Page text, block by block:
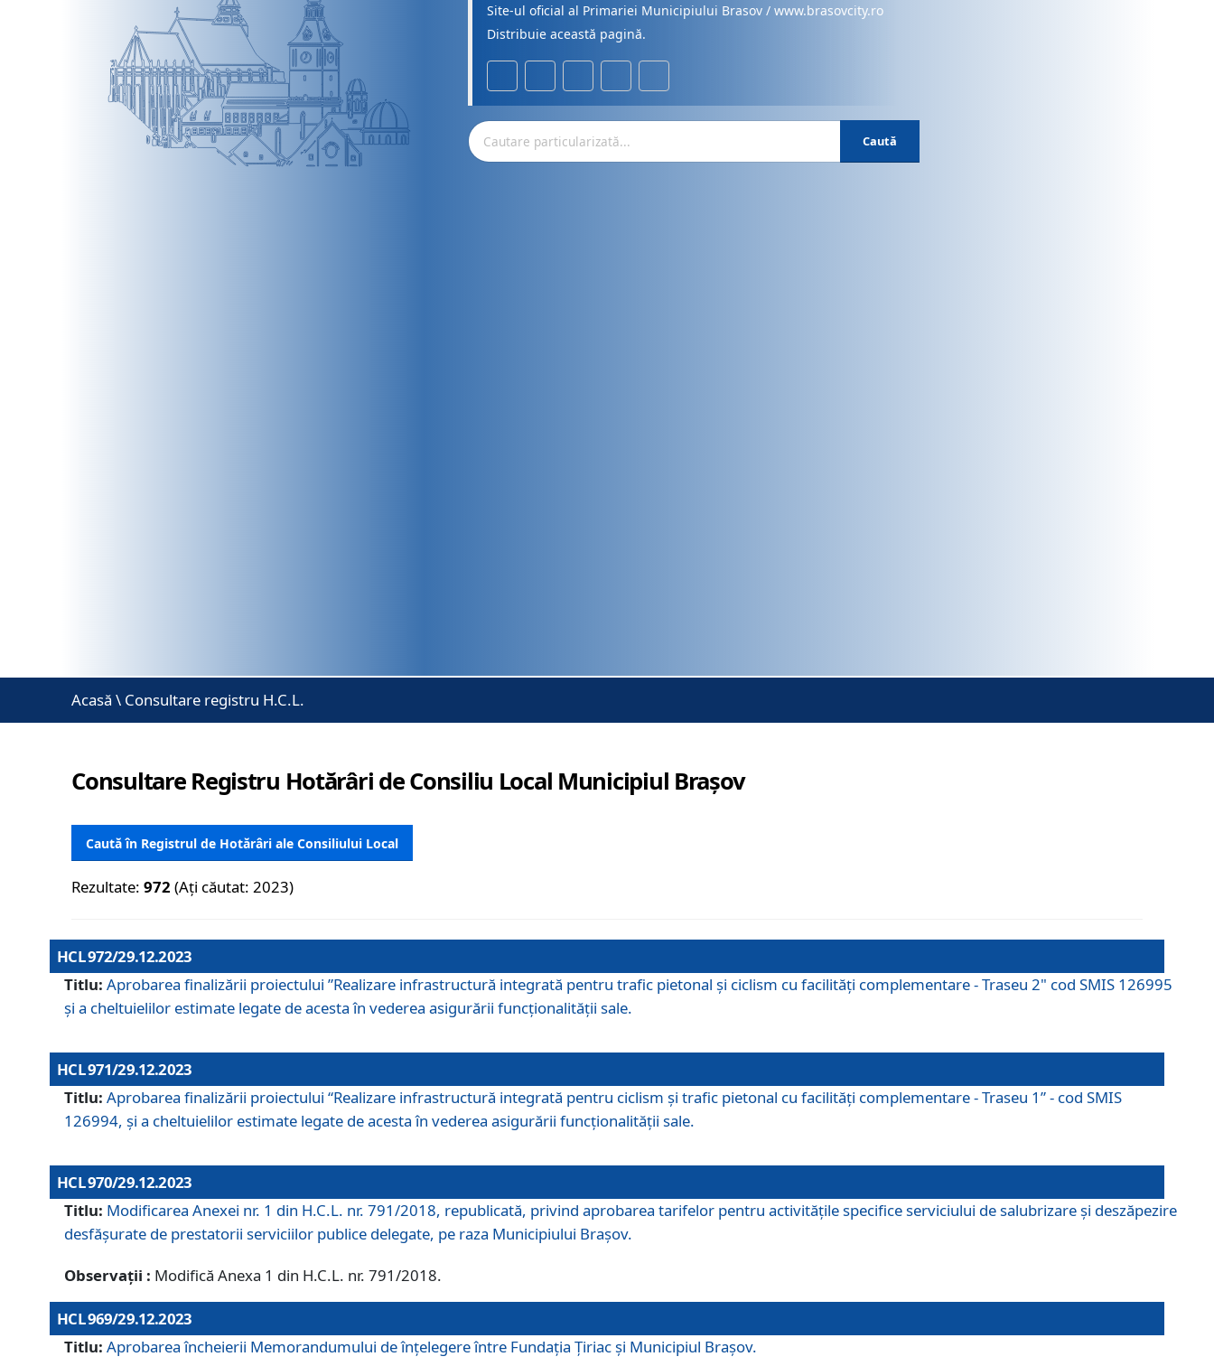
Site-ul oficial al Primariei Municipiului Brasov / www.brasovcity.ro
Distribuie această pagină.
Caută
Acasă \ Consultare registru H.C.L.
Consultare Registru Hotărâri de Consiliu Local Municipiul Brașov
Caută în Registrul de Hotărâri ale Consiliului Local
Rezultate:972 (Ați căutat: 2023)
HCL 972/29.12.2023
Titlu: Aprobarea finalizării proiectului ”Realizare infrastructură integrată pentru trafic pietonal și ciclism cu facilități complementare - Traseu 2" cod SMIS 126995
și a cheltuielilor estimate legate de acesta în vederea asigurării funcționalității sale.
HCL 971/29.12.2023
Titlu: Aprobarea finalizării proiectului “Realizare infrastructură integrată pentru ciclism şi trafic pietonal cu facilităţi complementare - Traseu 1” - cod SMIS
126994, și a cheltuielilor estimate legate de acesta în vederea asigurării funcționalității sale.
HCL 970/29.12.2023
Titlu: Modificarea Anexei nr. 1 din H.C.L. nr. 791/2018, republicată, privind aprobarea tarifelor pentru activitățile specifice serviciului de salubrizare și deszăpezire
desfășurate de prestatorii serviciilor publice delegate, pe raza Municipiului Brașov.
Observații : Modifică Anexa 1 din H.C.L. nr. 791/2018.
HCL 969/29.12.2023
Titlu: Aprobarea încheierii Memorandumului de înțelegere între Fundația Țiriac și Municipiul Brașov.